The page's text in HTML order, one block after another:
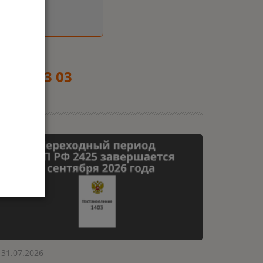
553 03 03
31.07.2026